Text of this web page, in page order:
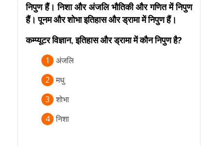
निपुण हैं। निशा और अंजलि भौतिकी और गणित में निपुण
हैं। पूनम और शोभा इतिहास और ड्रामा में निपुण हैं।
कम्प्यूटर विज्ञान, इतिहास और ड्रामा में कौन निपुण है?
1
अंजलि
2
मधु
3
शोभा
4 निशा